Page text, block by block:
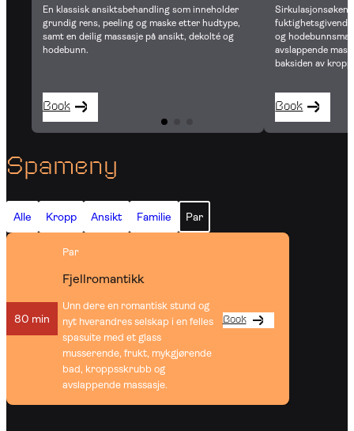
En klassisk ansiktsbehandling som inneholder
grundig rens, peeling og maske etter hudtype,
samt en deilig massasje på ansikt, dekolté og
hodebunn.
Book
og
avslappende
baksiden av
Book
Spameny
Alle Kropp Ansikt Familie Par
80 min
Par
Fjellromantikk
Unn dere en romantisk stund og
nyt hverandres selskap i en felles
spasuite med et glass
musserende, frukt, mykgjørende
bad, kroppsskrubb og
avslappende massasje.
Book